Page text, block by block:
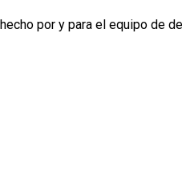
por y para el equipo de